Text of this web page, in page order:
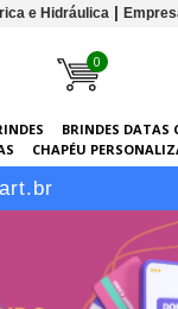
e Hidráulica
0
BRINDES DATAS
CHAPÉU
GRÁFICA